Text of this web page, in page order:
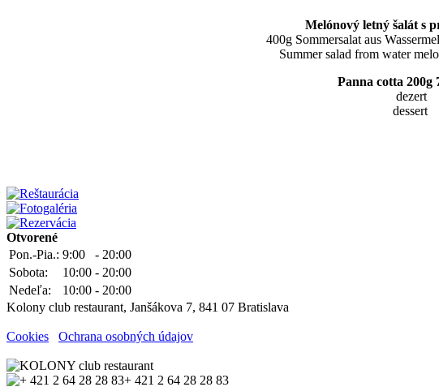
Melónový letný šalát s
400g Sommersalat aus Wassermelone mit
Summer salad from water melon with
Panna cotta 200g
dezert
dessert
Otvorené
Pon.-Pia.: 9:00 - 20:00
Sobota:
10:00 - 20:00
Nedeľa:
10:00 - 20:00
Kolony club restaurant, Janšákova 7, 841 07 Bratislava
Cookies Ochrana osobných údajov
+ 421 2 64 28 28 83